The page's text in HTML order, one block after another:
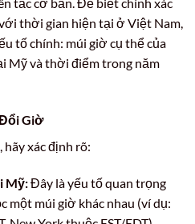
thời gian hiện tại ở Việt Nam,
tố chính: múi giờ cụ thể của
Mỹ và thời điểm trong năm
Giờ
xác định rõ:
Mỹ:Đây là yếu tố quan trọng
một múi giờ khác nhau (ví dụ: